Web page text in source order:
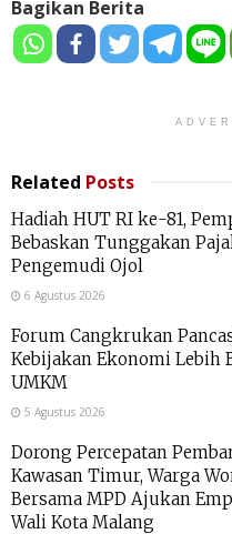
Bagikan Berita
Related Posts
Hadiah HUT RI ke-81,
Bebaskan Tunggakan
Pengemudi Ojol
6 Agustus 2026
Forum Cangkrukan
Kebijakan Ekonomi Lebih
UMKM
5 Agustus 2026
Dorong Percepatan
Kawasan Timur, Warga
Bersama MPD Ajukan
Wali Kota Malang